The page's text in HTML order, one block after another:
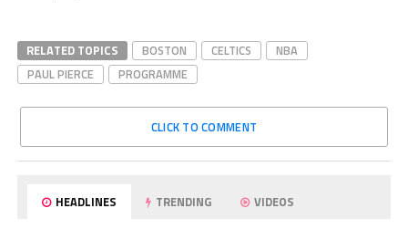
RELATED TOPICS BOSTON CELTICS
NBA
PAUL PIERCE
PROGRAMME
CLICK TO COMMENT
HEADLINES TRENDING VIDEOS